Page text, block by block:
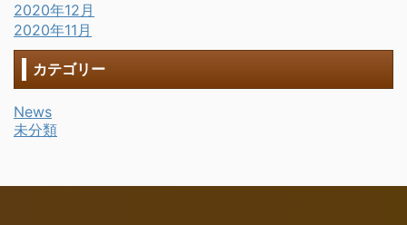
2020年12月
2020年11月
カテゴリー
News
未分類